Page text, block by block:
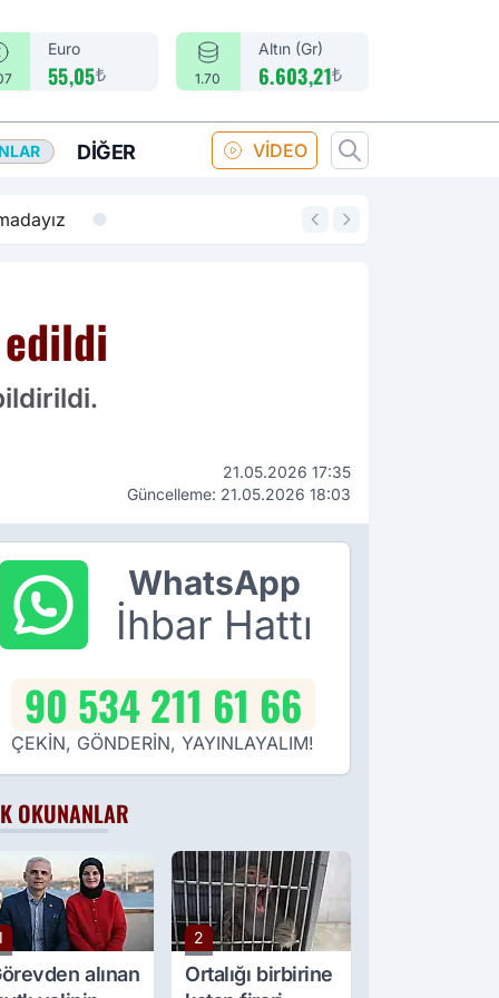
Euro
55,05₺ 1.70
Altın (Gr)
6.603,21₺
DIĞER VİDEO
14:18
21.05.2026 17:35
Güncelleme: 21.05.2026 18:03
WhatsApp
İhbar Hattı
90 534 211 61 66
ÇEKİN, GÖNDERİN, YAYINLAYALIM!
OKUNANLAR
alınan
2
Ortalığı birbirine